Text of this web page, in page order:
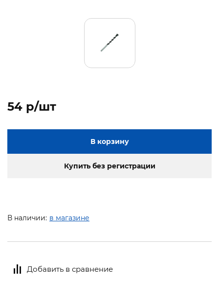
54 p/шт
В корзину
Купить без регистрации
В наличии: в магазине
Добавить в сравнение